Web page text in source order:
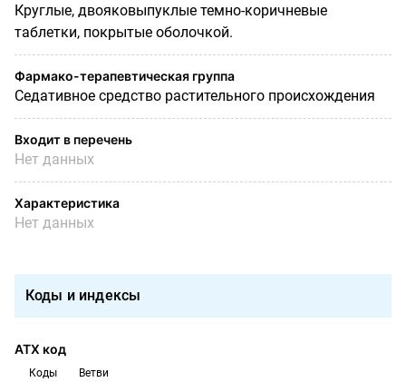
Круглые, двояковыпуклые темно-коричневые
таблетки, покрытые оболочкой.
Фармако-терапевтическая группа
Седативное средство растительного происхождения
Входит в перечень
Нет данных
Характеристика
Нет данных
Коды и индексы
АТХ код
Коды Ветви